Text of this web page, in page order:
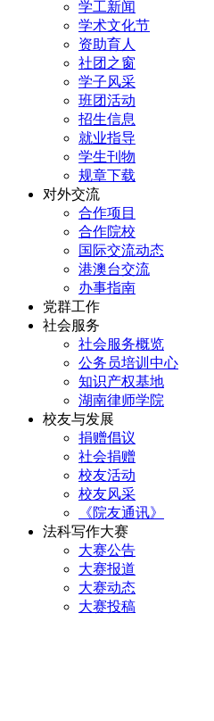
学工新闻
学术文化节
资助育人
社团之窗
学子风采
班团活动
招生信息
就业指导
学生刊物
规章下载
对外交流
合作项目
合作院校
国际交流动态
港澳台交流
办事指南
党群工作
社会服务
社会服务概览
公务员培训中心
知识产权基地
湖南律师学院
校友与发展
捐赠倡议
社会捐赠
校友活动
校友风采
《院友通讯》
法科写作大赛
大赛公告
大赛报道
大赛动态
大赛投稿